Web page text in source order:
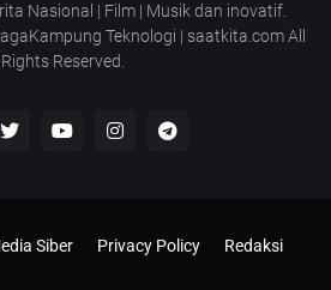
Nasional | Film | Musik dan inovatif.
Teknologi | saatkita.com All
Rights Reserved.
Siber Privacy Policy Redaksi